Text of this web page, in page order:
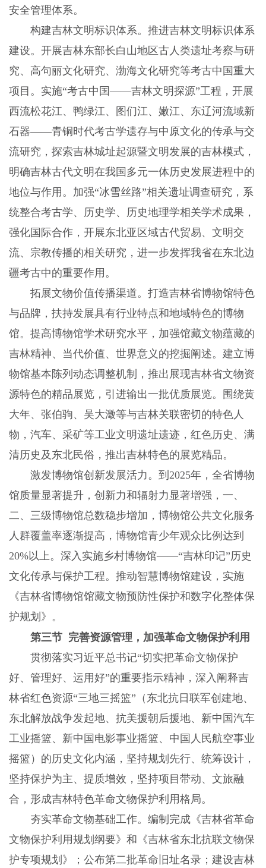
安全管理体系。
构建吉林文明标识体系。推进吉林文明标识体系
建设。开展吉林东部长白山地区古人类遗址考察与研
究、高句丽文化研究、渤海文化研究等考古中国重大
项目。实施“考古中国——吉林文明探源”工程，开展
西流松花江、鸭绿江、图们江、嫩江、东辽河流域新
石器——青铜时代考古学遗存与中原文化的传承与交
流研究，探索吉林城址起源暨文明发展的吉林模式，
明确吉林古代文明在我国多元一体历史发展进程中的
地位与作用。加强“冰雪丝路”相关遗址调查研究，系
统整合考古学、历史学、历史地理学相关学术成果，
强化国际合作，开展东北亚区域古代贸易、文明交
流、宗教传播的相关研究，进一步发挥我省在东北边
疆考古中的重要作用。
拓展文物价值传播渠道。打造吉林省博物馆特色
与品牌，扶持发展具有行业特点和地域特色的博物
馆。提高博物馆学术研究水平，加强馆藏文物蕴藏的
吉林精神、当代价值、世界意义的挖掘阐述。建立博
物馆基本陈列动态调整机制，推出展现吉林省文物资
源特色的精品展览，引进输出一批优质展览。围绕黄
大年、张伯驹、吴大澂等与吉林关联密切的特色人
物，汽车、采矿等工业文明遗址遗迹，红色历史、满
清历史及东北民俗，推出吉林特色的展览精品。
激发博物馆创新发展活力。到2025年，全省博物
馆质量显著提升，创新力和辐射力显著增强，一、
二、三级博物馆总数稳步增加，博物馆公共文化服务
人群覆盖率逐渐提高，博物馆青少年观众比例达到
20%以上。深入实施乡村博物馆——“吉林印记”历史
文化传承与保护工程。推动智慧博物馆建设，实施
《吉林省博物馆馆藏文物预防性保护和数字化整体保
护规划》。
第三节 完善资源管理，加强革命文物保护利用
贯彻落实习近平总书记“切实把革命文物保护
好、管理好、运用好”的重要指示精神，深入阐释吉
林省红色资源“三地三摇篮”（东北抗日联军创建地、
东北解放战争发起地、抗美援朝后援地、新中国汽车
工业摇篮、新中国电影事业摇篮、中国人民航空事业
摇篮）的历史文化内涵，坚持规划先行、统筹设计，
坚持保护为主、提质增效，坚持项目带动、文旅融
合，形成吉林特色革命文物保护利用格局。
夯实革命文物基础工作。编制完成《吉林省革命
文物保护利用规划纲要》和《吉林省东北抗联文物保
护专项规划》；公布第二批革命旧址名录；建设吉林